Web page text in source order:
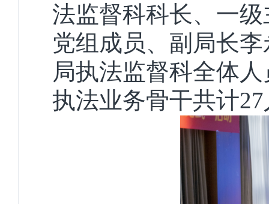
法监督科科长、一
党组成员、副局长
局执法监督科全体
执法业务骨干共计